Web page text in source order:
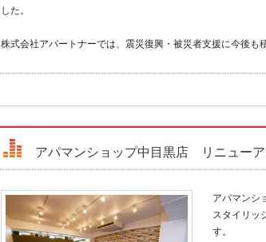
した。
株式会社アパートナーでは、震災復興・被災者支援に今後も
アパマンショップ中目黒店 リニュー
アパマンシ
スタイリッ
す。